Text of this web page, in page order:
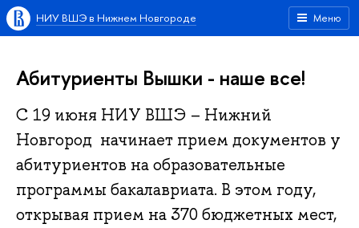
Меню
НИУ ВШЭ в Нижнем Новгороде
Абитуриенты Вышки - наше все!
С 19 июня НИУ ВШЭ – Нижний
Новгород начинает прием документов у
абитуриентов на образовательные
программы бакалавриата. В этом году,
открывая прием на 370 бюджетных мест,